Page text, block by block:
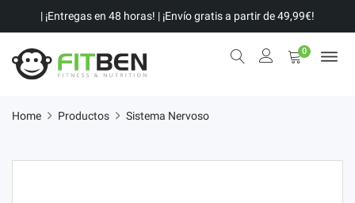
| ¡Entregas en 48 horas! | ¡Envío gratis a partir de 49,99€!
0
Home Productos Sistema Nervoso